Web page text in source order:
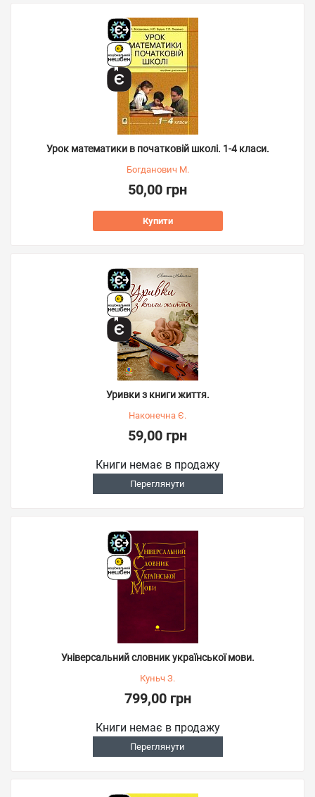
Урок математики в початковій школі. 1-4 класи.
Богданович М.
50,00 грн
Купити
Уривки з книги життя.
Наконечна Є.
59,00 грн
Книги немає в продажу
Переглянути
Універсальний словник української мови.
Куньч З.
799,00 грн
Книги немає в продажу
Переглянути